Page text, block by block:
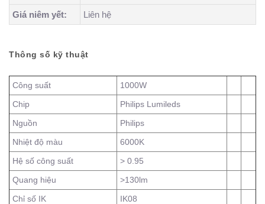
Giá niêm yết:
Liên hệ
Thông số kỹ thuật
Công suất
1000W
Chip
Philips Lumileds
Nguồn
Philips
Nhiệt độ màu
6000K
Hệ số công suất
> 0.95
Quang hiệu
>130lm
Chỉ số IK
IK08